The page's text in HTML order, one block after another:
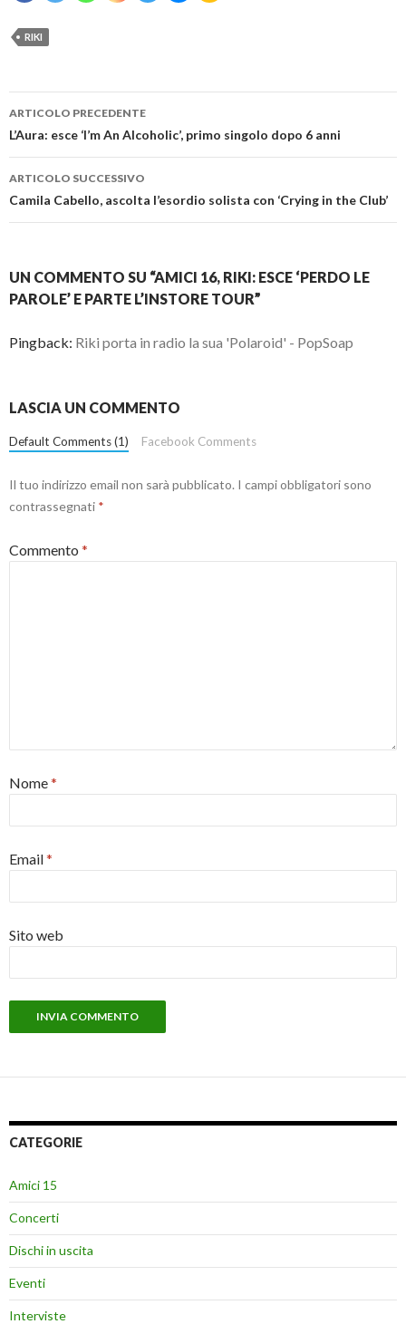
RIKI
Navigazione
articolo
ARTICOLO PRECEDENTE
L’Aura: esce ‘I’m An Alcoholic’, primo singolo dopo 6 anni
ARTICOLO SUCCESSIVO
Camila Cabello, ascolta l’esordio solista con ‘Crying in the Club’
UN COMMENTO SU “AMICI 16, RIKI: ESCE ‘PERDO LE
PAROLE’ E PARTE L’INSTORE TOUR”
Pingback: Riki porta in radio la sua 'Polaroid' - PopSoap
LASCIA UN COMMENTO
Default Comments (1) Facebook Comments
Il tuo indirizzo email non sarà pubblicato. I campi obbligatori sono
contrassegnati *
Commento *
Nome*
Email*
Sito web
CATEGORIE
Amici 15
Concerti
Dischi in uscita
Eventi
Interviste